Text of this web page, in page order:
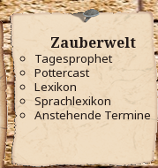
Zauberwelt
Tagesprophet
Pottercast
Lexikon
Sprachlexikon
Anstehende Termine